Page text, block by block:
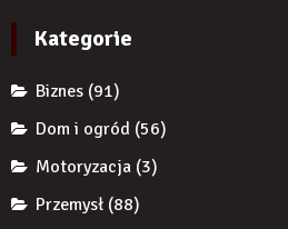
Kategorie
Biznes (91)
Dom i ogród (56)
Motoryzacja (3)
Przemysł (88)